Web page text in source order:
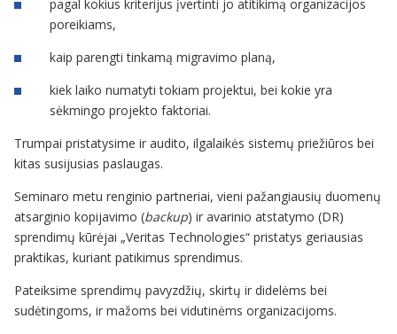
pagal kokius kriterijus įvertinti jo atitikimą organizacijos
poreikiams,
kaip parengti tinkamą migravimo planą,
kiek laiko numatyti tokiam projektui, bei kokie yra
sėkmingo projekto faktoriai.
Trumpai pristatysime ir audito, ilgalaikės sistemų priežiūros bei
kitas susijusias paslaugas.
Seminaro metu renginio partneriai, vieni pažangiausių duomenų
atsarginio kopijavimo (backup) ir avarinio atstatymo (DR)
sprendimų kūrėjai „Veritas Technologies“ pristatys geriausias
praktikas, kuriant patikimus sprendimus.
Pateiksime sprendimų pavyzdžių, skirtų ir didelėms bei
sudėtingoms, ir mažoms bei vidutinėms organizacijoms.